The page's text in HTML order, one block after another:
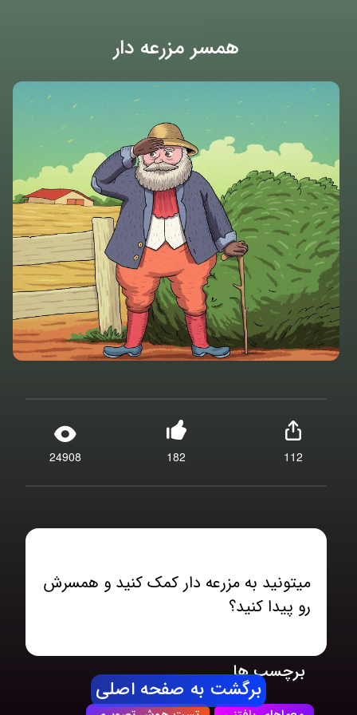
همسر مزرعه دار
24908 182 112
میتونید به مزرعه دار کمک کنید و همسرش
رو پیدا کنید؟
برچسب ها
برگشت به صفحه اصلی